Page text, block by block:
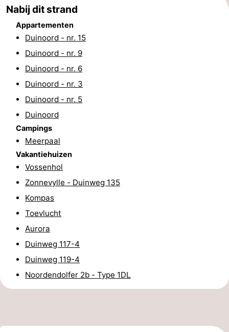
-
Zwembaden
Wandelen
Golfbanen
Delta-
paravliegen
Eten
drinken
Ringrijden
Actief
Praktisch
Route
Nabij dit strand
Appartementen
Duinoord - nr. 15
Duinoord - nr. 9
Duinoord - nr. 6
Duinoord - nr. 3
Duinoord - nr. 5
Duinoord
Campings
Meerpaal
Vakantiehuizen
Vossenhol
Zonnevylle - Duinweg 135
Kompas
Toevlucht
Aurora
Duinweg 117-4
Duinweg 119-4
Noordendolfer 2b - Type 1DL